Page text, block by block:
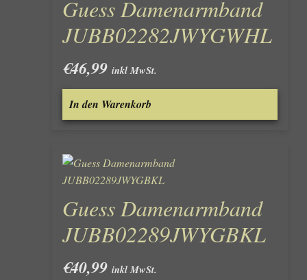
Guess Damenarmband
JUBB02282JWYGWHL
€46,99 inkl MwSt.
In den Warenkorb
Guess Damenarmband
JUBB02289JWYGBKL
€40,99 inkl MwSt.